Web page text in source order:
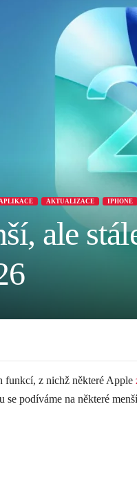
AKTUALIZACE IPHONE
ale
funkcí, z nichž některé Apple
podíváme na některé